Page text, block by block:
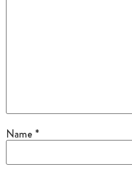
Name *